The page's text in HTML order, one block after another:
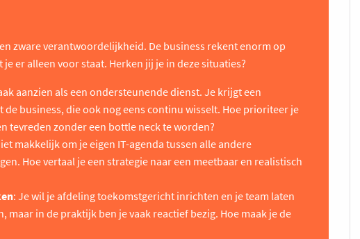
zware verantwoordelijkheid. De business rekent enorm op
er alleen voor staat. Herken jij je in deze situaties?
aanzien als een ondersteunende dienst. Je krijgt een
business, die ook nog eens continu wisselt. Hoe prioriteer je
tevreden zonder een bottle neck te worden?
makkelijk om je eigen IT-agenda tussen alle andere
Hoe vertaal je een strategie naar een meetbaar en realistisch
: Je wil je afdeling toekomstgericht inrichten en je team laten
maar in de praktijk ben je vaak reactief bezig. Hoe maak je de